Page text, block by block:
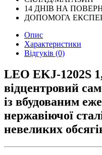
14 ДНІВ НА
ДОПОМОГА
Опис
Характеристики
Відгуків (0)
LEO EKJ-1202S
відцентровий
із вбудованим
нержавіючої
невеликих